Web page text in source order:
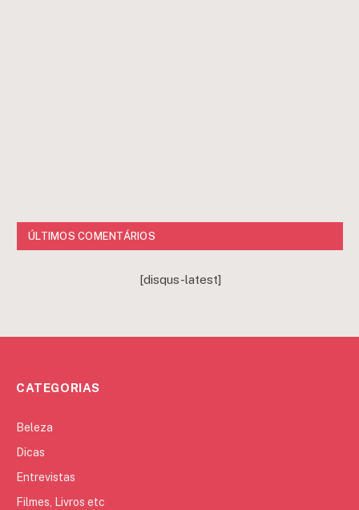
ÚLTIMOS COMENTÁRIOS
[disqus-latest]
CATEGORIAS
Beleza
Dicas
Entrevistas
Filmes, Livros etc